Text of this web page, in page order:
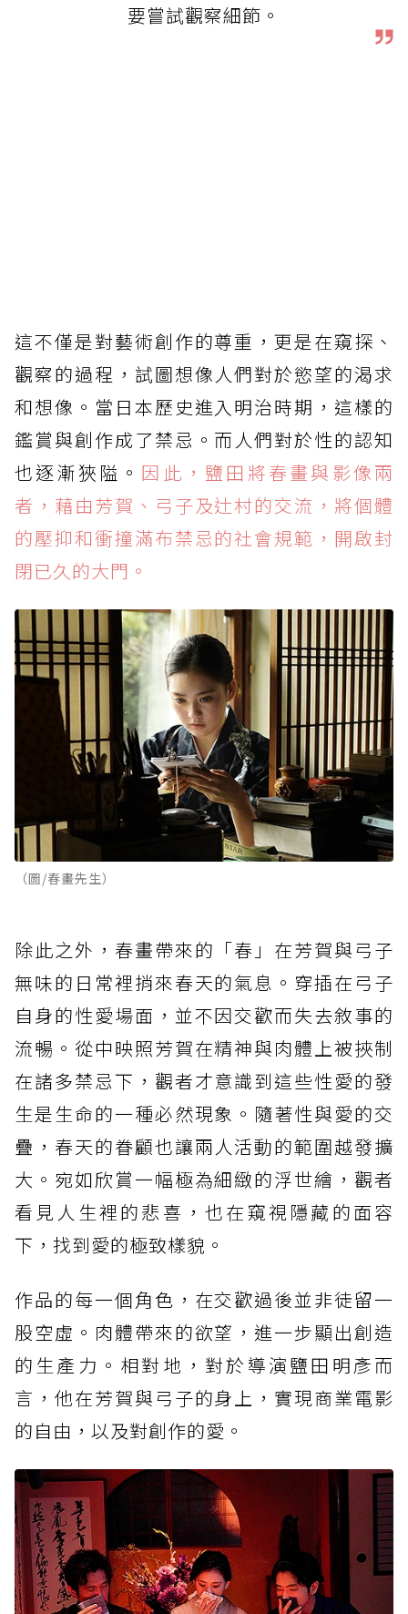
要嘗試觀察細節。
這不僅是對藝術創作的尊重，更是在窺探、
觀察的過程，試圖想像人們對於慾望的渴求
和想像。當日本歷史進入明治時期，這樣的
鑑賞與創作成了禁忌。而人們對於性的認知
也逐漸狹隘。 因此，鹽田將春畫與影像兩
者，藉由芳賀、弓子及辻村的交流，將個體
的壓抑和衝撞滿布禁忌的社會規範，開啟封
閉已久的大門。
（圖/春畫先生）
除此之外，春畫帶來的「春」在芳賀與弓子
無味的日常裡捎來春天的氣息。穿插在弓子
自身的性愛場面，並不因交歡而失去敘事的
流暢。從中映照芳賀在精神與肉體上被挾制
在諸多禁忌下，觀者才意識到這些性愛的發
生是生命的一種必然現象。隨著性與愛的交
疊，春天的眷顧也讓兩人活動的範圍越發擴
大。宛如欣賞一幅極為細緻的浮世繪，觀者
看見人生裡的悲喜，也在窺視隱藏的面容
下，找到愛的極致樣貌。
作品的每一個角色，在交歡過後並非徒留一
股空虛。肉體帶來的欲望，進一步顯出創造
的生產力。相對地，對於導演鹽田明彥而
言，他在芳賀與弓子的身上，實現商業電影
的自由，以及對創作的愛。